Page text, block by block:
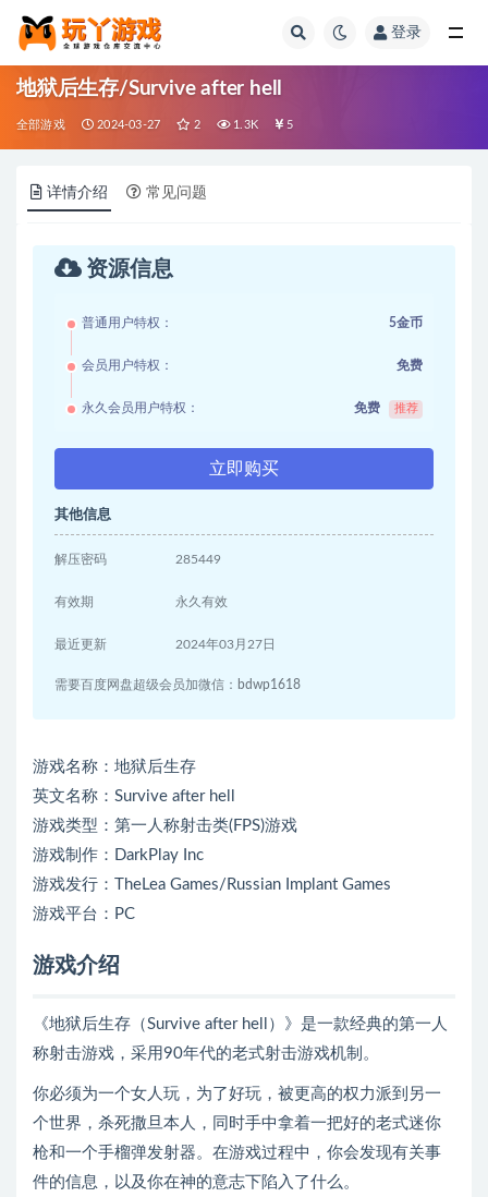
登录
地狱后生存/Survive after hell
全部游戏 2024-03-27 2 1.3K 5
详情介绍 常见问题
资源信息
普通用户特权： 5金币
会员用户特权： 免费
永久会员用户特权： 免费 推荐
立即购买
其他信息
解压密码 285449
有效期 永久有效
最近更新 2024年03月27日
需要百度网盘超级会员加微信：bdwp1618
游戏名称：地狱后生存
英文名称：Survive after hell
游戏类型：第一人称射击类(FPS)游戏
游戏制作：DarkPlay Inc
游戏发行：TheLea Games/Russian Implant Games
游戏平台：PC
游戏介绍
《地狱后生存（Survive after hell）》是一款经典的第一人
称射击游戏，采用90年代的老式射击游戏机制。
你必须为一个女人玩，为了好玩，被更高的权力派到另一
个世界，杀死撒旦本人，同时手中拿着一把好的老式迷你
枪和一个手榴弹发射器。在游戏过程中，你会发现有关事
件的信息，以及你在神的意志下陷入了什么。